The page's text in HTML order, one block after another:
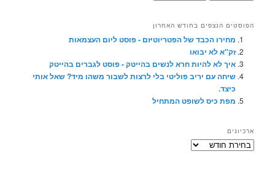
הפוסטים הנצפים בחודש האחרון
מחירו הכבד של הפטריוטיזם - פוסט ליום העצמאות
זק"א לא יבואו
איך לא להיות חרא לנשים בהייטק - פוסט לגברים בהייטק
שיחה עם יריב פוליטי בלי לרצות לשבור משהו מיד? שאל אותי
כיצד.
מפת כיס לשופט המתחיל
ארכיונים
ארכיונים